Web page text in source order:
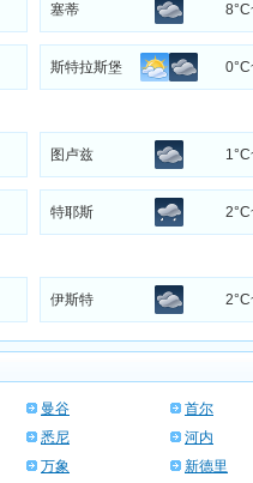
塞蒂
斯特拉斯堡
图卢兹
特耶斯
伊斯特
曼谷
首尔
悉尼
河内
万象
新德里